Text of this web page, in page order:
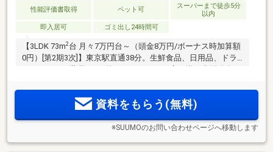
性能評価書取得 ペット可
スーパーまで徒歩5分
以内
即入居可
ゴミ出し24時間可
【3LDK 73m2 台 月々7万円台～（頭金8万円/ボーナス時加算額
0円）[第2期3次]】東京駅直通38分。生鮮食品、日用品、ドラ
利便環境
資料をもらう(無料)
※SUUMOのお問い合わせページへ移動します